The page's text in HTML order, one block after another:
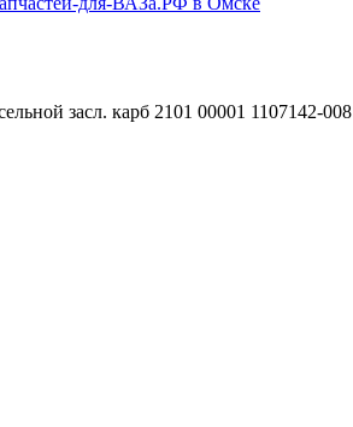
засл. карб 2101 00001 1107142-008